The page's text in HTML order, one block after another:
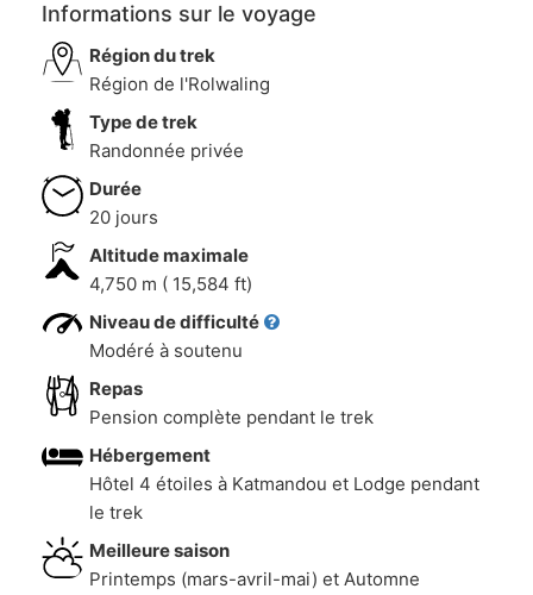
Informations sur le voyage
Région du trek
Région de l'Rolwaling
Type de trek
Randonnée privée
Durée
20 jours
Altitude maximale
4,750 m ( 15,584 ft)
Niveau de difficulté
Modéré à soutenu
Repas
Pension complète pendant le trek
Hébergement
Hôtel 4 étoiles à Katmandou et Lodge pendant
le trek
Meilleure saison
Printemps (mars-avril-mai) et Automne